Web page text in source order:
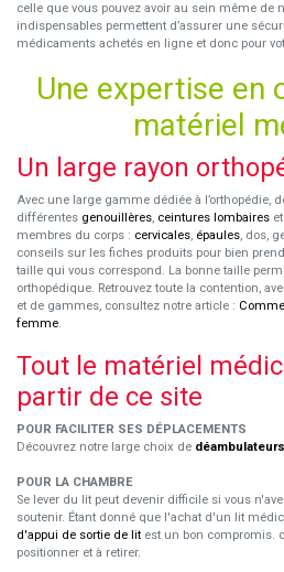
celle que vous pouvez avoir au sein même de
indispensables permettent d’assurer une
médicaments achetés en ligne et donc pour
Une expertise en
matériel
Un large rayon
Avec une large gamme dédiée à l’orthopédie,
différentes genouillères, ceintures lombaires
membres du corps : cervicales, épaules, dos,
conseils sur les fiches produits pour bien
taille qui vous correspond. La bonne taille
orthopédique. Retrouvez toute la contention,
et de gammes, consultez notre article :
femme.
Tout le matériel
partir de ce site
POUR FACILITER SES DÉPLACEMENTS
Découvrez notre large choix de
POUR LA CHAMBRE
Se lever du lit peut devenir difficile si vous
soutenir. Étant donné que l'achat d'un lit
d'appui de sortie de lit est un bon compromis.
positionner et à retirer.